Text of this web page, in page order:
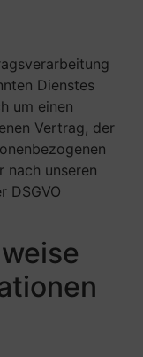
Dienstes
um einen
Vertrag, der
nach unseren
DSGVO